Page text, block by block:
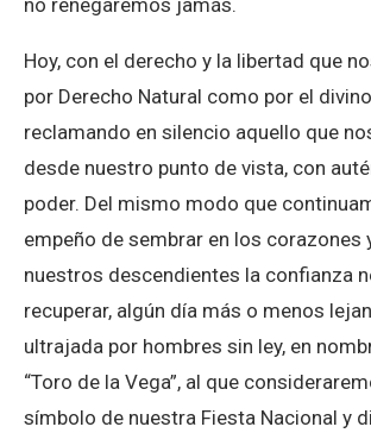
Hoy, con el derecho y la libertad que
por Derecho Natural como por el
reclamando en silencio aquello que
desde nuestro punto de vista, con
poder. Del mismo modo que
empeño de sembrar en los corazones
nuestros descendientes la confianza
recuperar, algún día más o menos
ultrajada por hombres sin ley, en
“Toro de la Vega”, al que
símbolo de nuestra Fiesta Nacional y